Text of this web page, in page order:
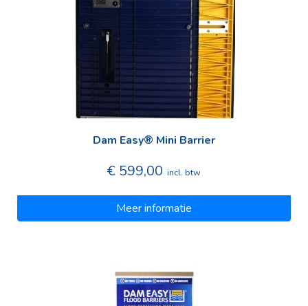
Dam Easy® Mini Barrier
€ 599,00 incl. btw
Meer informatie